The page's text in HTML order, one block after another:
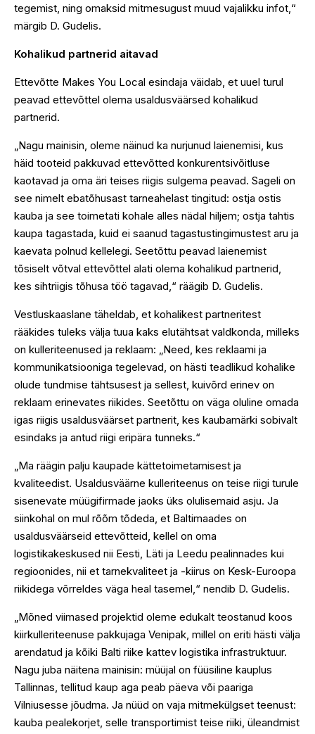
tegemist, ning omaksid mitmesugust muud vajalikku infot,“
märgib D. Gudelis.
Kohalikud partnerid aitavad
Ettevõtte Makes You Local esindaja väidab, et uuel turul
peavad ettevõttel olema usaldusväärsed kohalikud
partnerid.
„Nagu mainisin, oleme näinud ka nurjunud laienemisi, kus
häid tooteid pakkuvad ettevõtted konkurentsivõitluse
kaotavad ja oma äri teises riigis sulgema peavad. Sageli on
see nimelt ebatõhusast tarneahelast tingitud: ostja ostis
kauba ja see toimetati kohale alles nädal hiljem; ostja tahtis
kaupa tagastada, kuid ei saanud tagastustingimustest aru ja
kaevata polnud kellelegi. Seetõttu peavad laienemist
tõsiselt võtval ettevõttel alati olema kohalikud partnerid,
kes sihtriigis tõhusa töö tagavad,“ räägib D. Gudelis.
Vestluskaaslane täheldab, et kohalikest partneritest
rääkides tuleks välja tuua kaks elutähtsat valdkonda, milleks
on kulleriteenused ja reklaam: „Need, kes reklaami ja
kommunikatsiooniga tegelevad, on hästi teadlikud kohalike
olude tundmise tähtsusest ja sellest, kuivõrd erinev on
reklaam erinevates riikides. Seetõttu on väga oluline omada
igas riigis usaldusväärset partnerit, kes kaubamärki sobivalt
esindaks ja antud riigi eripära tunneks.“
„Ma räägin palju kaupade kättetoimetamisest ja
kvaliteedist. Usaldusväärne kulleriteenus on teise riigi turule
sisenevate müügifirmade jaoks üks olulisemaid asju. Ja
siinkohal on mul rõõm tõdeda, et Baltimaades on
usaldusväärseid ettevõtteid, kellel on oma
logistikakeskused nii Eesti, Läti ja Leedu pealinnades kui
regioonides, nii et tarnekvaliteet ja -kiirus on Kesk-Euroopa
riikidega võrreldes väga heal tasemel,“ nendib D. Gudelis.
„Mõned viimased projektid oleme edukalt teostanud koos
kiirkulleriteenuse pakkujaga Venipak, millel on eriti hästi välja
arendatud ja kõiki Balti riike kattev logistika infrastruktuur.
Nagu juba näitena mainisin: müüjal on füüsiline kauplus
Tallinnas, tellitud kaup aga peab päeva või paariga
Vilniusesse jõudma. Ja nüüd on vaja mitmekülgset teenust:
kauba pealekorjet, selle transportimist teise riiki, üleandmist